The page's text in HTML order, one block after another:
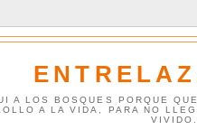
A LOS BOSQUES PORQUE
A LA VIDA, PARA NO